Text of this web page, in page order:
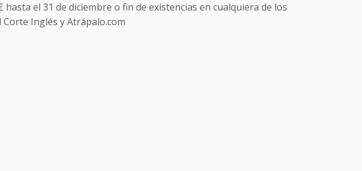
el 31 de diciembre o fin de existencias en cualquiera de los
Inglés y Atrápalo.com